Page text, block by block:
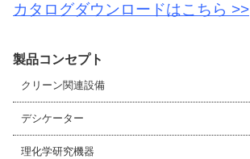
カタログダウンロードはこちら >>
製品コンセプト
クリーン関連設備
デシケーター
理化学研究機器